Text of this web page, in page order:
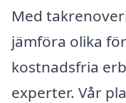
Med
jämföra olika
kostnadsfria
experter. Vår